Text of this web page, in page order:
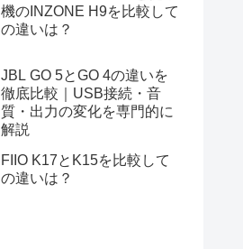
機のINZONE H9を比較して
の違いは？
JBL GO 5とGO 4の違いを
徹底比較｜USB接続・音
質・出力の変化を専門的に
解説
FIIO K17とK15を比較して
の違いは？